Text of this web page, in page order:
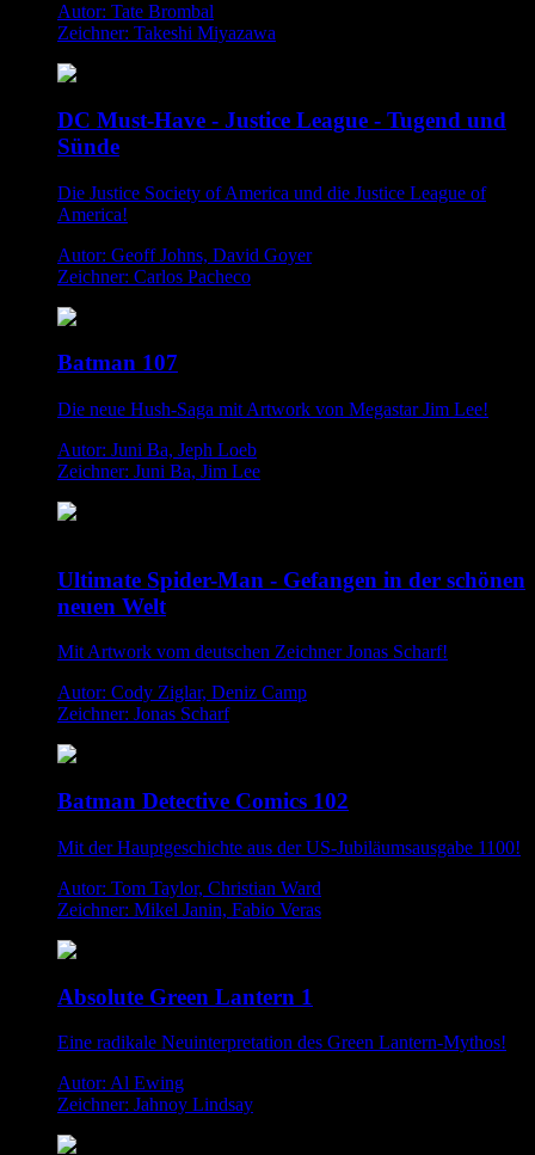
Autor: Tate Brombal
Zeichner: Takeshi Miyazawa
DC Must-Have - Justice League - Tugend und
Sünde
Die Justice Society of America und die Justice League of
America!
Autor: Geoff Johns, David Goyer
Zeichner: Carlos Pacheco
Batman 107
Die neue Hush-Saga mit Artwork von Megastar Jim Lee!
Autor: Juni Ba, Jeph Loeb
Zeichner: Juni Ba, Jim Lee
Ultimate Spider-Man - Gefangen in der schönen
neuen Welt
Mit Artwork vom deutschen Zeichner Jonas Scharf!
Autor: Cody Ziglar, Deniz Camp
Zeichner: Jonas Scharf
Batman Detective Comics 102
Mit der Hauptgeschichte aus der US-Jubiläumsausgabe 1100!
Autor: Tom Taylor, Christian Ward
Zeichner: Mikel Janin, Fabio Veras
Absolute Green Lantern 1
Eine radikale Neuinterpretation des Green Lantern-Mythos!
Autor: Al Ewing
Zeichner: Jahnoy Lindsay